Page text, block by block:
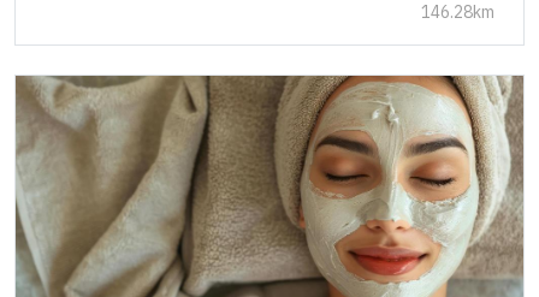
146.28km